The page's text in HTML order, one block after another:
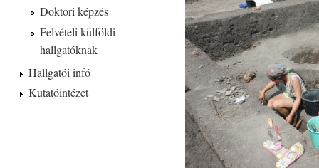
Doktori képzés
Felvételi külföldi
hallgatóknak
Hallgatói infó
Kutatóintézet